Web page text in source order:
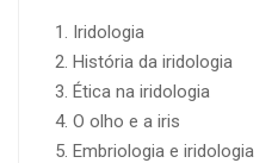
Iridologia
História da iridologia
Ética na iridologia
O olho e a iris
Embriologia e iridologia